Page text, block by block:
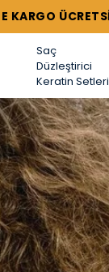
İNDİRİMLER !
Saç
Düzleştirici
Keratin Setleri